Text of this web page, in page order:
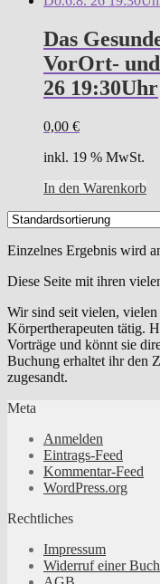
Das
VorOrt-
26 19:30Uhr
0,00 €
inkl. 19 % MwSt.
In den Warenkorb
Einzelnes Ergebnis wird
Diese Seite mit ihren
Wir sind seit vielen, vielen
Körpertherapeuten tätig.
Vorträge und könnt sie
Buchung erhaltet ihr den
zugesandt.
Meta
Anmelden
Eintrags-Feed
Kommentar-Feed
WordPress.org
Rechtliches
Impressum
Widerruf einer